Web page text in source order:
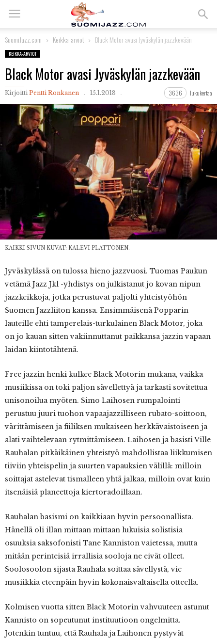
SuomiJazz.com Keikka-arviot Black Motor avasi Jyväskylän jazzkevään
KEIKKA-ARVIOT
Black Motor avasi Jyväskylän jazzkevään
Kirjoitti Pentti Ronkanen 15.1.2018 3636 lukukertaa
KAIKKI SIVUN KUVAT: KALEVI PLATTONEN.
Jyväskylässä on tulossa hieno jazzvuosi. Tuomas Paukun
vetämä Jazz Jkl -yhdistys on julkistanut jo kovan nipun
jazzkeikkoja, jotka perustuvat paljolti yhteistyöhön
Suomen Jazzliiton kanssa. Ensimmäisenä Popparin
lauteille ehti tamperelais-turkulainen Black Motor, joka
on jo kauan sitten vakiinnuttanut paikkansa jazzin vapaan
laidan kiintotähtenä.
Free jazzin henki kulkee Black Motorin mukana, vaikka
musiikissa on toki paljon sävellettyä ja tarkasti sovitettua
unisonoilua myöten. Simo Laihosen rumpalointi
perustuu juuri tuohon vapaajazzilliseen rubato-soittoon,
värittämiseen ja fiiliksen mukaiseen herkkävaistoiseen ja
alati vaihtelevaan rytmittämiseen. Laihosen ja basisti Ville
Rauhalan pitkäikäinen yhteistyö mahdollistaa liikkumisen
tiiviin yhteispelin ja suurten vapauksien välillä: milloin
soittajat astelevat tismalleen yhtä jalkaa, milloin ovat kuin
itsenäisiä planeettoja kiertoradoillaan.
Rauhalan basismi on kaikkiaan hyvin persoonallista.
Hänellä oli illan mittaan mittaan lukuisia solistisia
osuuksia saksofonisti Tane Kanniston vaietessa, mutta
mitään perinteisiä irrallisia sooloja ne eivät olleet.
Soolosoolon sijasta Rauhala soittaa sävellystä, vie
musiikkia eteenpäin hyvin kokonaisvaltaisella otteella.
Kolmisen vuotta sitten Black Motorin vahvuuteen astunut
Kannisto on sopeutunut instituutioon ongelmitta.
Jotenkin tuntuu, että Rauhala ja Laihonen pystyvät